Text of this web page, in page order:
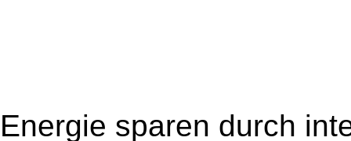
Energie sparen durch